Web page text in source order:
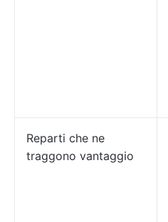
Reparti che ne
traggono vantaggio